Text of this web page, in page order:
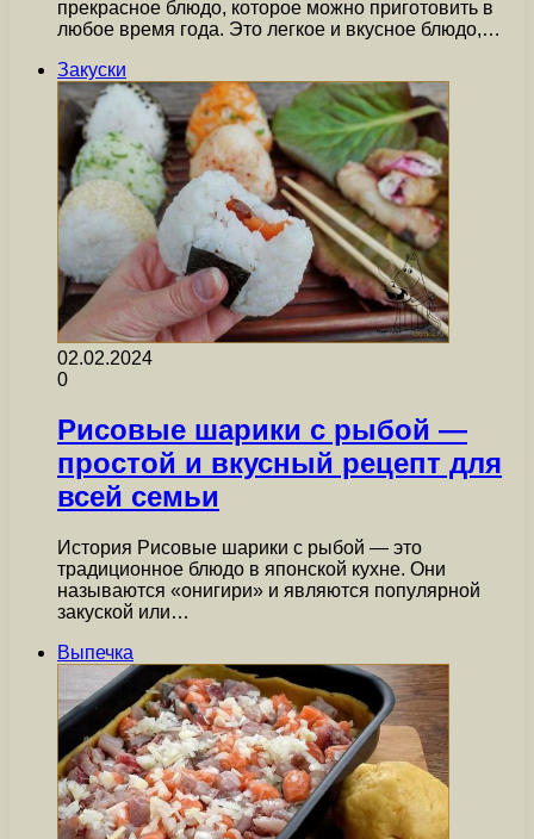
прекрасное блюдо, которое можно приготовить в
любое время года. Это легкое и вкусное блюдо,…
Закуски
02.02.2024
0
Рисовые шарики с рыбой —
простой и вкусный рецепт для
всей семьи
История Рисовые шарики с рыбой — это
традиционное блюдо в японской кухне. Они
называются «онигири» и являются популярной
закуской или…
Выпечка